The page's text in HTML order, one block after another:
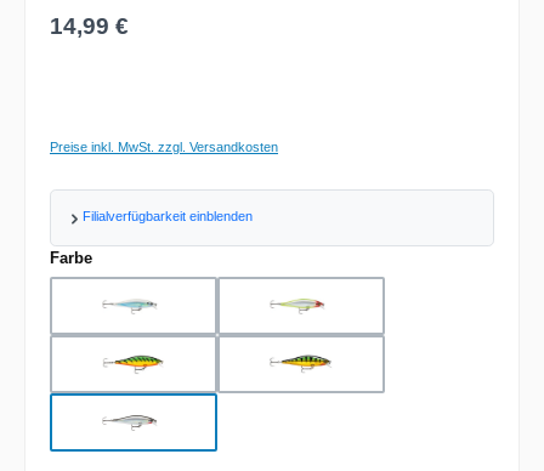
Regulärer Preis:
14,99 €
Preise inkl. MwSt. zzgl. Versandkosten
Filialverfügbarkeit einblenden
Farbeauswählen
AS CLN
FT P
S